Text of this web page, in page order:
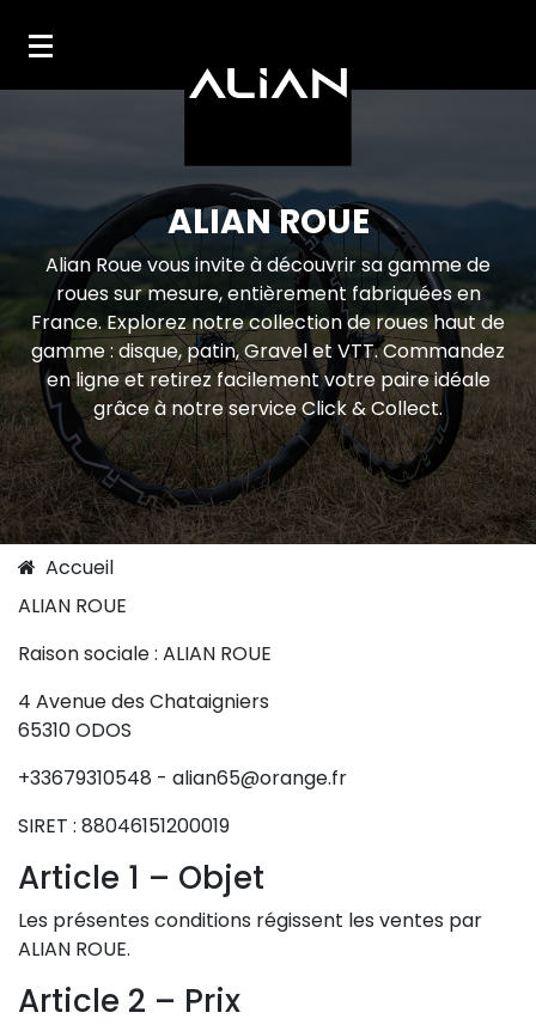
Mon compte
ALIAN ROUE
Alian Roue vous invite à découvrir sa gamme de
roues sur mesure, entièrement fabriquées en
France. Explorez notre collection de roues haut de
gamme : disque, patin, Gravel et VTT. Commandez
en ligne et retirez facilement votre paire idéale
grâce à notre service Click & Collect.
Accueil
ALIAN ROUE
Raison sociale : ALIAN ROUE
4 Avenue des Chataigniers
65310 ODOS
+33679310548 - alian65@orange.fr
SIRET : 88046151200019
Article 1 – Objet
Les présentes conditions régissent les ventes par
ALIAN ROUE.
Article 2 – Prix